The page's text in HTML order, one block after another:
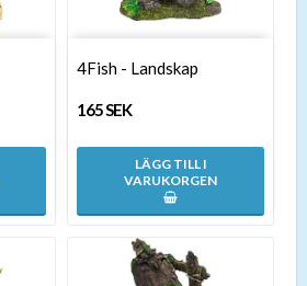
4Fish - Landskap
165 SEK
LÄGG TILL I
VARUKORGEN